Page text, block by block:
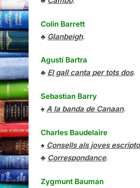
Colin Barrett
♣ Glanbeigh.
Agustí Bartra
♣ El gall canta per tots dos.
Sebastian Barry
♠ A la banda de Canaan.
Charles Baudelaire
♠ Consells als joves
♣ Correspondance.
Zygmunt Bauman